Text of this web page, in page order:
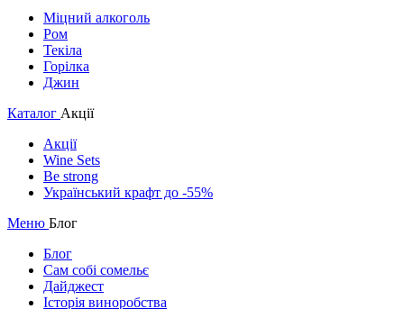
Міцний алкоголь
Ром
Текіла
Горілка
Джин
Каталог Акції
Акції
Wine Sets
Be strong
Український крафт до -55%
Меню Блог
Блог
Сам собі сомельє
Дайджест
Історія виноробства